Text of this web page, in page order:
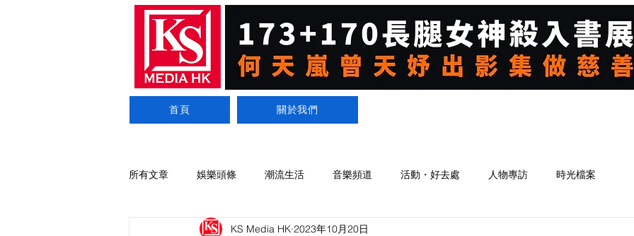
首頁 關於我們
所有文章 娛樂頭條 潮流生活 音樂頻道 活動・好去處 人物專訪 時光檔案
KS Media HK 2023年10月20日